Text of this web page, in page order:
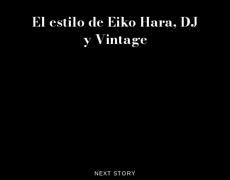
El estilo de Eiko Hara, DJ
y Vintage
NEXT STORY